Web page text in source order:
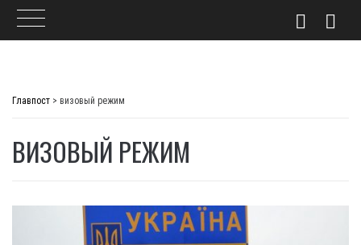
Главпост > визовый режим
ВИЗОВЫЙ РЕЖИМ